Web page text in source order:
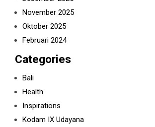
November 2025
Oktober 2025
Februari 2024
Categories
Bali
Health
Inspirations
Kodam IX Udayana